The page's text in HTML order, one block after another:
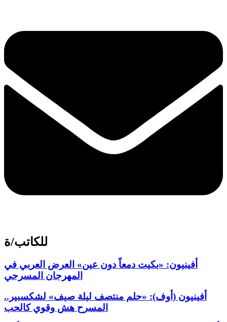
للكاتب/ة
أفينيون: «بكيت دمعاً دون عين» العرض العربي في
المهرجان المسرحي
أفينيون (أوف): «حلم منتصف ليلة صيف» لشكسبير..
المسرح هش وقوي كالحب